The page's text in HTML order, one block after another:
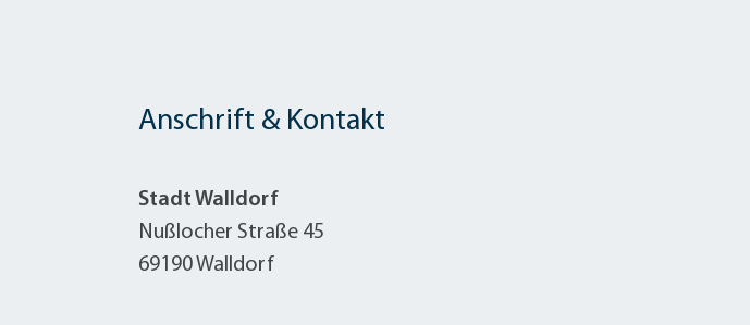
Anschrift & Kontakt
Stadt Walldorf
Nußlocher Straße 45
69190 Walldorf